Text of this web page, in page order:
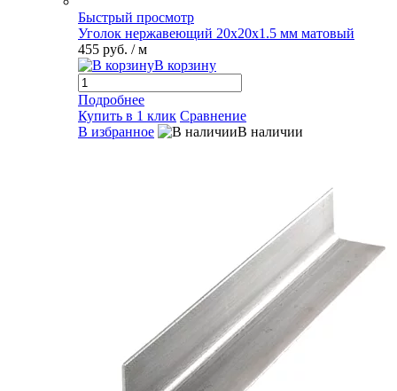
Быстрый просмотр
Уголок нержавеющий 20х20х1.5 мм матовый
455 руб. / м
В корзину
Подробнее
Купить в 1 клик Сравнение
В избранное
В наличии